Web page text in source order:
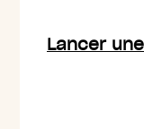
Lancer